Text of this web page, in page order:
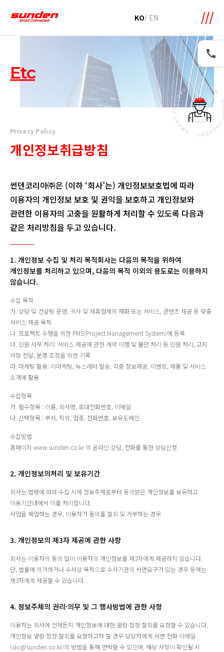
KO/ EN
Etc
Privacy Policy
개인정보취급방침
썬덴코리아㈜은 (이하 ‘회사’는) 개인정보보호법에 따라
이용자의 개인정보 보호 및 권익을 보호하고 개인정보와
관련한 이용자의 고충을 원활하게 처리할 수 있도록 다음과
같은 처리방침을 두고 있습니다.
1. 개인정보 수집 및 처리 목적회사는 다음의 목적을 위하여
개인정보를 처리하고 있으며, 다음의 목적 이외의 용도로는 이용하지
않습니다.
수집 목적
가. 상담 및 컨설팅 운영, 귀사 및 제휴업체의 재화 또는 서비스, 콘텐츠 제공 등 맞춤
서비스 제공 목적
나. 프로젝트 수행을 위한 PMS(Project Management System)에 등록
다. 민원 사무 처리: 서비스 제공에 관한 계약 이행 및 불만 처리 등 민원 처리, 고지
사항 전달, 분쟁 조정을 위한 기록
라. 마케팅 활용: 리마케팅, 뉴스레터 발송, 각종 정보제공, 이벤트, 제품 및 서비스
소개에 활용
수집항목
가. 필수항목 : 이름, 회사명, 휴대전화번호, 이메일
나. 선택항목 : 부서, 직위, 업종, 전화번호, 보유도메인
수집방법
홈페이지 www.sunden.co.kr 의 온라인 상담, 전화를 통한 상담신청
2. 개인정보의처리 및 보유기간
회사는 법령에 따라 수집 시에 정보주체로부터 동의받은 개인정보를 보유하고
이용기간내에서 이를 처리합니다.
사업을 폐업하는 경우, 이용자가 동의를 철회 및 거부하는 경우
3. 개인정보의 제3자 제공에 관한 사항
회사는 이용자의 동의 없이 이용자의 개인정보를 제3자에게 제공하지 않습니다.
단, 법률에 의거하거나 수사상 목적으로 수사기관의 서면요구가 있는 경우 등에는
제3자에게 제공할 수 있습니다.
4. 정보주체의 권리·의무 및 그 행사방법에 관한 사항
이용자는 회사에 언제든지 개인정보에 대한 열람·정정·철회를 요청할 수 있습니다.
개인정보 열람·정정·철회를 요청하고자 할 경우 담당자에게 서면·전화·이메일
(skc@sunden.co.kr)의 방법을 통해 연락할 수 있으며, 해당 사항이 확인될 시